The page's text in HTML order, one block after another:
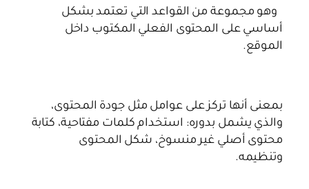
وهو مجموعة من القواعد التي تعتمد بشكل
أساسي على المحتوى الفعلي المكتوب داخل
الموقع.
بمعنى أنها تركز على عوامل مثل جودة المحتوى،
والذي يشمل بدوره: استخدام كلمات مفتاحية، كتابة
محتوى أصلي غير منسوخ، شكل المحتوى
وتنظيمه.